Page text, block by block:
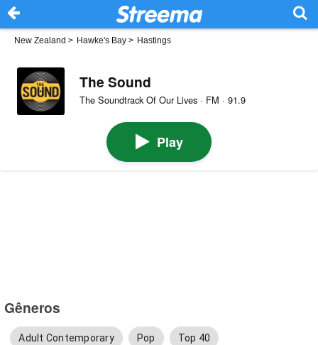
New Zealand > Hawke's Bay > Hastings
The Sound
The Soundtrack Of Our Lives · FM · 91.9
Play
Gêneros
Adult Contemporary Pop Top 40